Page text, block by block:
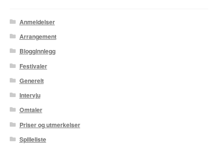
Anmeldelser
Arrangement
Blogginnlegg
Festivaler
Generelt
Intervju
Omtaler
Priser og utmerkelser
Spilleliste